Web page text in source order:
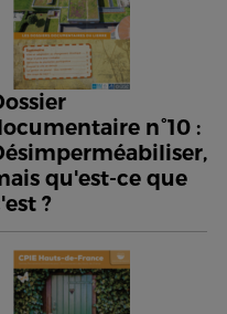
n°10 :
qu'est-ce que
?